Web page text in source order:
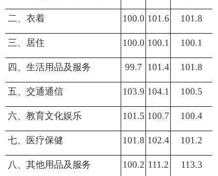
二、衣着 100.0 101.6 101.8
三、居住 100.0 100.1 100.1
四、生活用品及服务 99.7 101.4 101.8
五、交通通信 103.9 104.1 100.5
六、教育文化娱乐 101.5 100.7 100.4
七、医疗保健 101.8 102.4 101.2
八、其他用品及服务 100.2 111.2 113.3